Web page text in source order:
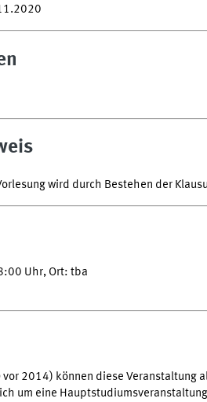
wird durch Bestehen der
Uhr, Ort: tba
vor 2014) können diese Veranstaltung
um eine